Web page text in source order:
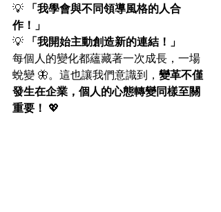
💡 「我學會與不同領導風格的人合
作！」
💡 「我開始主動創造新的連結！」
每個人的變化都蘊藏著一次成長，一場
蛻變 🦋。這也讓我們意識到， 變革不僅
發生在企業，個人的心態轉變同樣至關
重要！ 💖